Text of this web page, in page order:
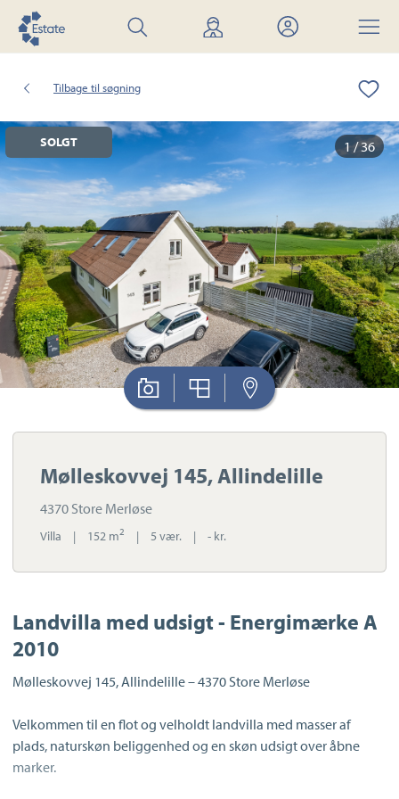
Søg
bolig
Find
mægler
Mit
Estate
Menu
Tilbage til søgning
1 / 36
SOLGT
Mølleskovvej 145, Allindelille
4370 Store Merløse
Villa | 152 m2 | 5 vær. | - kr.
Landvilla med udsigt - Energimærke A
2010
Mølleskovvej 145, Allindelille – 4370 Store Merløse
Velkommen til en flot og velholdt landvilla med masser af
plads, naturskøn beliggenhed og en skøn udsigt over åbne
marker.